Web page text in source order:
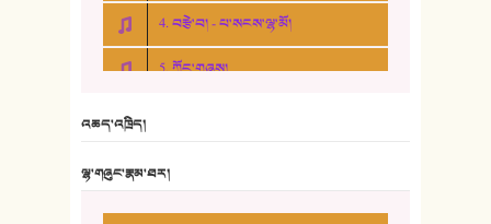
4. བརྩེ་བ། - པ་སངས་ལྷ་མོ།
5. ཀོང་གཞས།
འཆད་འཁྲིད།
ལྷ་གཞུང་རྣམ་ཐར།